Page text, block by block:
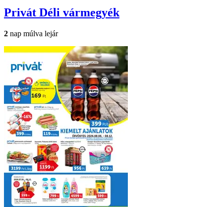
Privát Déli vármegyék
2 nap múlva lejár